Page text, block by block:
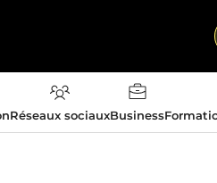
Réseaux sociauxBusiness